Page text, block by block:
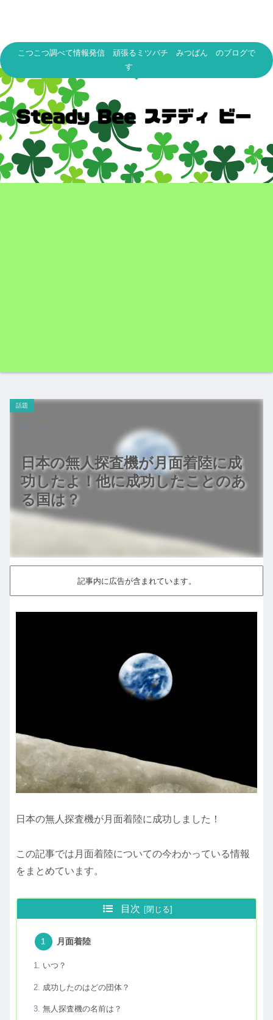
こつこつ調べて情報発信 頑張るミツバチ みつばん のブログで
す
日本の無人探査機が月面着陸に成
功したよ！他に成功したことのあ
る国は？
話題
記事内に広告が含まれています。
日本の無人探査機が月面着陸に成功しました！
この記事では月面着陸についての今わかっている情報
をまとめています。
目次
月面着陸
いつ？
成功したのはどの団体？
無人探査機の名前は？